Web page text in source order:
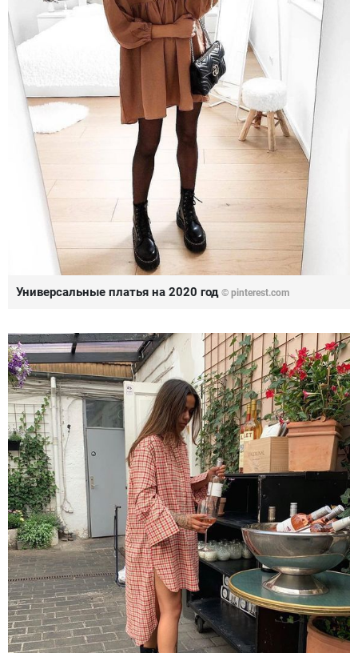
Универсальные платья на 2020 год © pinterest.com